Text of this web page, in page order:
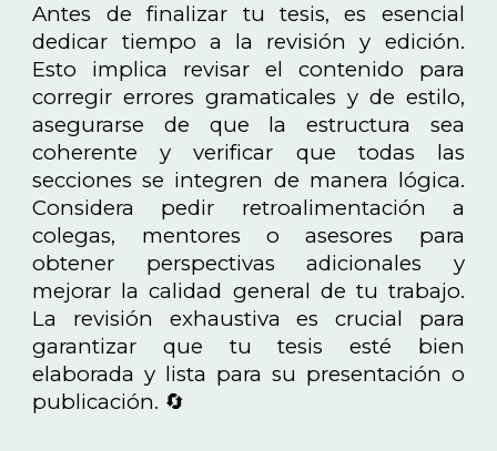
Antes de finalizar tu tesis, es esencial
dedicar tiempo a la revisión y edición.
Esto implica revisar el contenido para
corregir errores gramaticales y de estilo,
asegurarse de que la estructura sea
coherente y verificar que todas las
secciones se integren de manera lógica.
Considera pedir retroalimentación a
colegas, mentores o asesores para
obtener perspectivas adicionales y
mejorar la calidad general de tu trabajo.
La revisión exhaustiva es crucial para
garantizar que tu tesis esté bien
elaborada y lista para su presentación o
publicación. 🔄